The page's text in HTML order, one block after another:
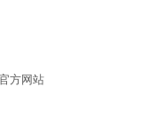
方网站